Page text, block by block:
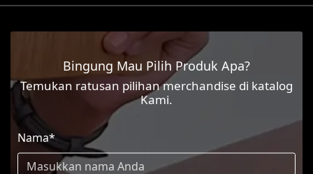
Bingung Mau Pilih Produk Apa?
Temukan ratusan pilihan merchandise di katalog
Kami.
Nama*